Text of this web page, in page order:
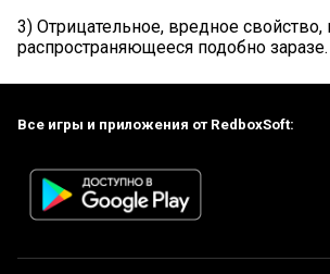
3) Отрицательное, вредное свойство,
распространяющееся подобно заразе.
Все игры и приложения от RedboxSoft: